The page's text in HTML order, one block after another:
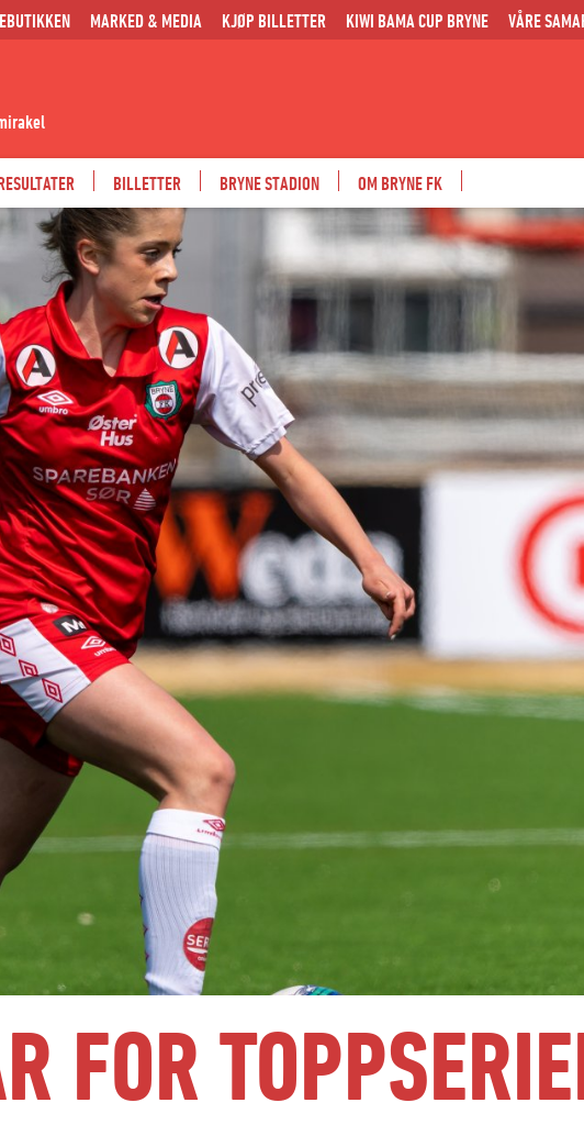
MARKED & MEDIA KJØP BILLETTER KIWI BAMA CUP BRYNE VÅRE
BILLETTER BRYNE STADION OM BRYNE FK
FOR